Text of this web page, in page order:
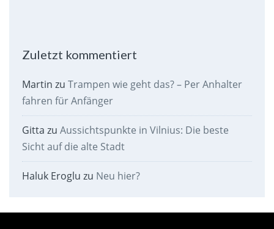
Zuletzt kommentiert
Martin zu Trampen wie geht das? – Per Anhalter
fahren für Anfänger
Gitta zu Aussichtspunkte in Vilnius: Die beste
Sicht auf die alte Stadt
Haluk Eroglu zu Neu hier?